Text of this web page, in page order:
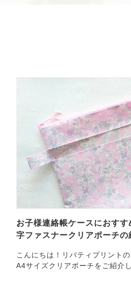
お子様連絡帳ケースにおす
字ファスナークリアポーチの
こんにちは！リバティプリント
A4サイズクリアポーチをご紹介